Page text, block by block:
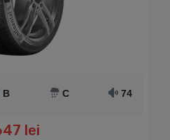
B C 74
lei